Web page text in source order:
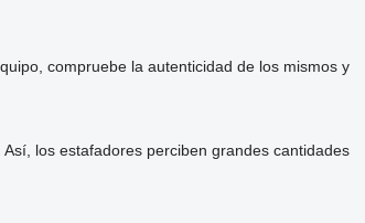
compruebe la autenticidad de los mismos y
los estafadores perciben grandes cantidades